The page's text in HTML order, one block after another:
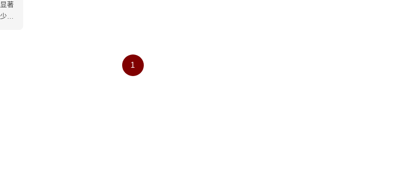
著
加
1